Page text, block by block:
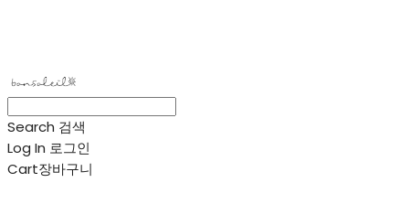
Search 검색
Log In 로그인
Cart장바구니